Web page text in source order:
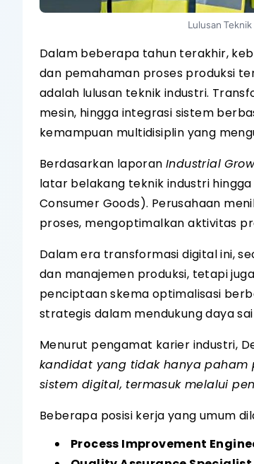
Lulusan
Dalam beberapa tahun terakhir,
dan pemahaman proses produksi
adalah lulusan teknik industri.
mesin, hingga integrasi sistem
kemampuan multidisiplin yang
Berdasarkan laporan Industrial
latar belakang teknik industri hingga
Consumer Goods). Perusahaan
proses, mengoptimalkan aktivitas
Dalam era transformasi digital ini,
dan manajemen produksi, tetapi
penciptaan skema optimalisasi
strategis dalam mendukung daya
Menurut pengamat karier industri,
kandidat yang tidak hanya paham
sistem digital, termasuk melalui
Beberapa posisi kerja yang umum
Process Improvement